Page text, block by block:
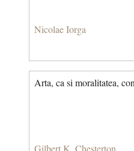
Nicolae Iorga
Arta, ca si moralitatea,
Gilbert K. Chesterton